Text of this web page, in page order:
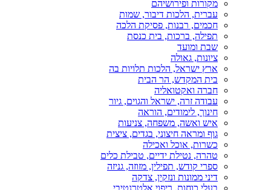
מקורות ופירושיהם
עברית, הלכות דיבור, שמות
חכמים, רבנות, פסיקת הלכה
תפילה, ברכות, בית כנסת
שבת ומועד
ציונות, גאולה
ארץ ישראל, הלכות תלויות בה
בית המקדש, הר הבית
חברה ואקטואליה
עבודה זרה, ישראל והגוים, גיור
חינוך, לימודים, הוראה
איש ואשה, משפחה, צניעות
גוף ומראה חיצוני, בגדים, ציצית
כשרות, אוכל ואכילה
טהרה, נטילת ידיים, טבילת כלים
ספרי קודש, תפילין, מזוזה, גניזה
דיני ממונות ונזקין, צדקה
בעלי כוחות, ריפוי אלטרנטיבי